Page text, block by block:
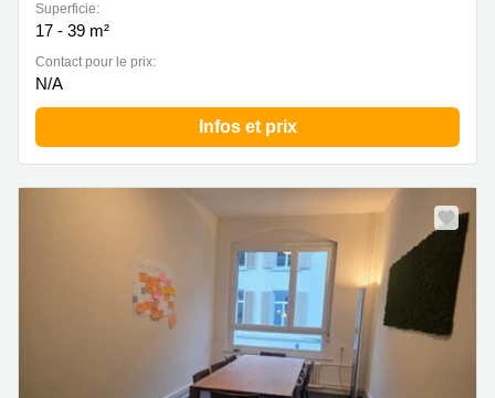
Superficie:
17 - 39 m²
Contact pour le prix:
N/A
Infos et prix